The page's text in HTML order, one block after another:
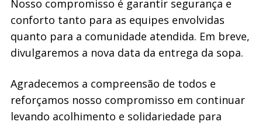
Nosso compromisso é garantir segurança e
conforto tanto para as equipes envolvidas
quanto para a comunidade atendida. Em breve,
divulgaremos a nova data da entrega da sopa.
Agradecemos a compreensão de todos e
reforçamos nosso compromisso em continuar
levando acolhimento e solidariedade para